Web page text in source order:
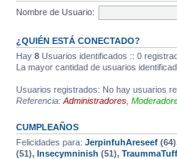
Nombre de Usuario:
¿QUIÉN ESTÁ CONECTADO?
Hay 8 Usuarios identificados :: 0
La mayor cantidad de usuarios
Usuarios registrados: No hay usuarios
Referencia: Administradores
CUMPLEAÑOS
Felicidades para: JerpinfuhAreseef
(51), Insecymninish (51), TraummaTuff